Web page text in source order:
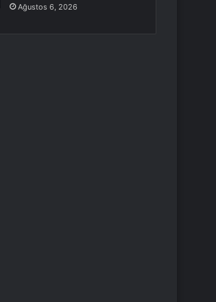
Ağustos 6, 2026